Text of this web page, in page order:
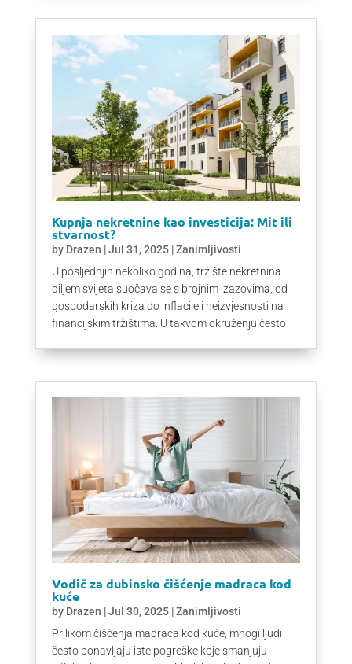
Kupnja nekretnine kao investicija: Mit ili
stvarnost?
by Drazen |Jul 31, 2025|Zanimljivosti
U posljednjih nekoliko godina, tržište nekretnina
diljem svijeta suočava se s brojnim izazovima, od
gospodarskih kriza do inflacije i neizvjesnosti na
financijskim tržištima. U takvom okruženju često
Vodič za dubinsko čišćenje madraca kod
kuće
by Drazen |Jul 30, 2025|Zanimljivosti
Prilikom čišćenja madraca kod kuće, mnogi ljudi
često ponavljaju iste pogreške koje smanjuju